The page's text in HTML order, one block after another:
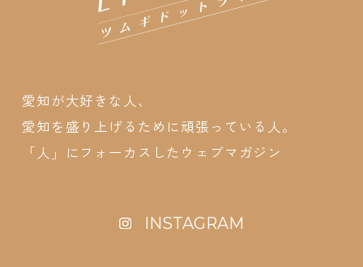
愛知が大好きな人、
愛知を盛り上げるために頑張っている人。
「人」にフォーカスしたウェブマガジン
INSTAGRAM